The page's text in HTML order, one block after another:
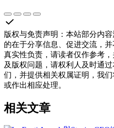
版权与免责声明 ： 本站部分内
的在于分享信息、促进交流，
真实性负责，请读者仅作参考
及版权问题，请权利人及时通
们，并提供相关权属证明，我
或作出相应处理。
相关文章